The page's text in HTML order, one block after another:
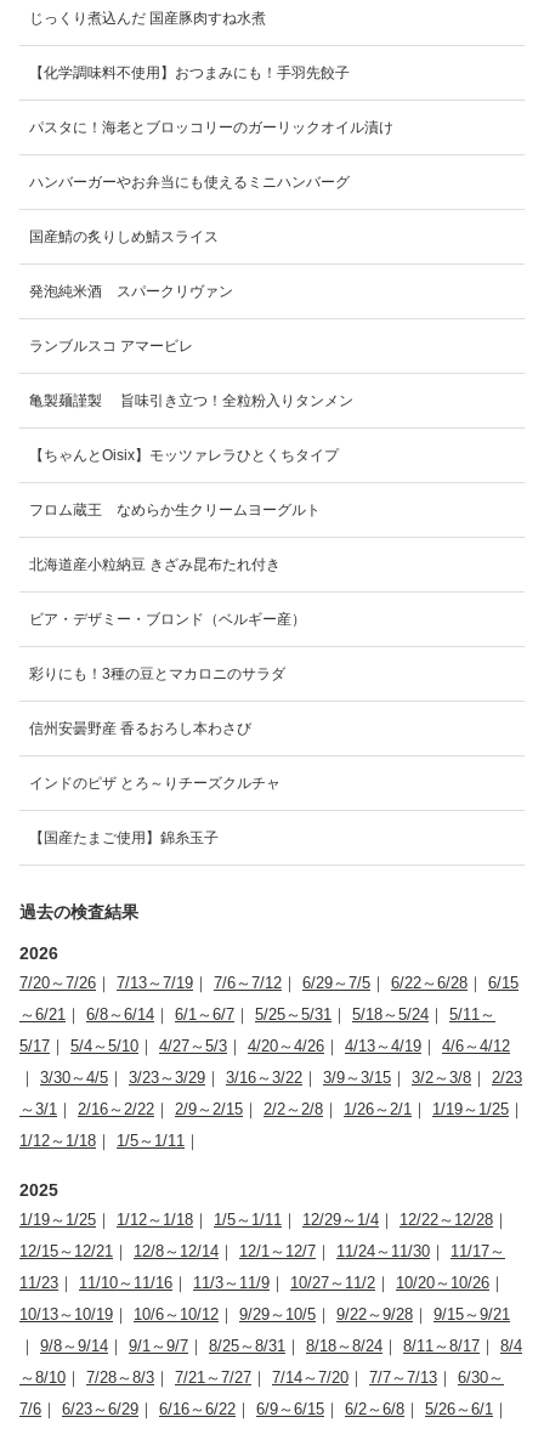
じっくり煮込んだ 国産豚肉すね水煮
【化学調味料不使用】おつまみにも！手羽先餃子
パスタに！海老とブロッコリーのガーリックオイル漬け
ハンバーガーやお弁当にも使えるミニハンバーグ
国産鯖の炙りしめ鯖スライス
発泡純米酒 スパークリヴァン
ランブルスコ アマービレ
亀製麺謹製 旨味引き立つ！全粒粉入りタンメン
【ちゃんとOisix】モッツァレラひとくちタイプ
フロム蔵王 なめらか生クリームヨーグルト
北海道産小粒納豆 きざみ昆布たれ付き
ビア・デザミー・ブロンド（ベルギー産）
彩りにも！3種の豆とマカロニのサラダ
信州安曇野産 香るおろし本わさび
インドのピザ とろ～りチーズクルチャ
【国産たまご使用】錦糸玉子
過去の検査結果
2026
7/20～7/26 ｜ 7/13～7/19 ｜ 7/6～7/12 ｜ 6/29～7/5 ｜ 6/22～6/28 ｜ 6/15
～6/21 ｜ 6/8～6/14 ｜ 6/1～6/7 ｜ 5/25～5/31 ｜ 5/18～5/24 ｜ 5/11～
5/17 ｜ 5/4～5/10 ｜ 4/27～5/3 ｜ 4/20～4/26 ｜ 4/13～4/19 ｜ 4/6～4/12
｜ 3/30～4/5 ｜ 3/23～3/29 ｜ 3/16～3/22 ｜ 3/9～3/15 ｜ 3/2～3/8 ｜ 2/23
～3/1 ｜ 2/16～2/22 ｜ 2/9～2/15 ｜ 2/2～2/8 ｜ 1/26～2/1 ｜ 1/19～1/25 ｜
1/12～1/18 ｜ 1/5～1/11 ｜
2025
1/19～1/25 ｜ 1/12～1/18 ｜ 1/5～1/11 ｜ 12/29～1/4 ｜ 12/22～12/28 ｜
12/15～12/21 ｜ 12/8～12/14 ｜ 12/1～12/7 ｜ 11/24～11/30 ｜ 11/17～
11/23 ｜ 11/10～11/16 ｜ 11/3～11/9 ｜ 10/27～11/2 ｜ 10/20～10/26 ｜
10/13～10/19 ｜ 10/6～10/12 ｜ 9/29～10/5 ｜ 9/22～9/28 ｜ 9/15～9/21
｜ 9/8～9/14 ｜ 9/1～9/7 ｜ 8/25～8/31 ｜ 8/18～8/24 ｜ 8/11～8/17 ｜ 8/4
～8/10 ｜ 7/28～8/3 ｜ 7/21～7/27 ｜ 7/14～7/20 ｜ 7/7～7/13 ｜ 6/30～
7/6 ｜ 6/23～6/29 ｜ 6/16～6/22 ｜ 6/9～6/15 ｜ 6/2～6/8 ｜ 5/26～6/1 ｜